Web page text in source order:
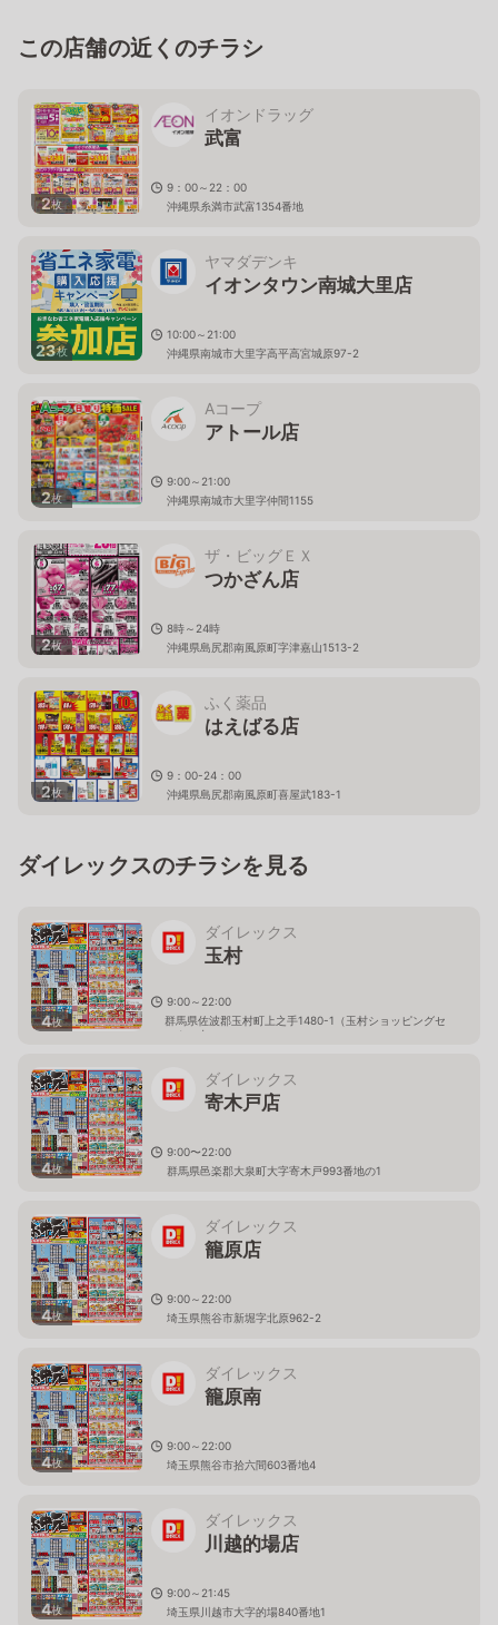
この店舗の近くのチラシ
2枚
イオンドラッグ
武富
9：00～22：00
沖縄県糸満市武富1354番地
23枚
ヤマダデンキ
イオンタウン南城大里店
10:00～21:00
沖縄県南城市大里字高平高宮城原97-2
2枚
Aコープ
アトール店
9:00～21:00
沖縄県南城市大里字仲間1155
2枚
ザ・ビッグＥＸ
つかざん店
8時～24時
沖縄県島尻郡南風原町字津嘉山1513-2
2枚
ふく薬品
はえばる店
9：00-24：00
沖縄県島尻郡南風原町喜屋武183-1
ダイレックスのチラシを見る
4枚
ダイレックス
玉村
9:00～22:00
群馬県佐波郡玉村町上之手1480-1（玉村ショッピングセ
ンター内）
4枚
ダイレックス
寄木戸店
9:00〜22:00
群馬県邑楽郡大泉町大字寄木戸993番地の1
4枚
ダイレックス
籠原店
9:00～22:00
埼玉県熊谷市新堀字北原962-2
4枚
ダイレックス
籠原南
9:00～22:00
埼玉県熊谷市拾六間603番地4
4枚
ダイレックス
川越的場店
9:00～21:45
埼玉県川越市大字的場840番地1